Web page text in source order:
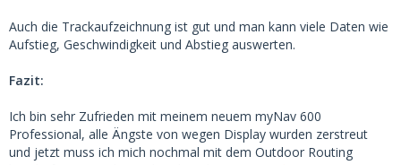
Auch die Trackaufzeichnung ist gut und man kann viele Daten wie
Aufstieg, Geschwindigkeit und Abstieg auswerten.
Fazit:
Ich bin sehr Zufrieden mit meinem neuem myNav 600
Professional, alle Ängste von wegen Display wurden zerstreut
und jetzt muss ich mich nochmal mit dem Outdoor Routing